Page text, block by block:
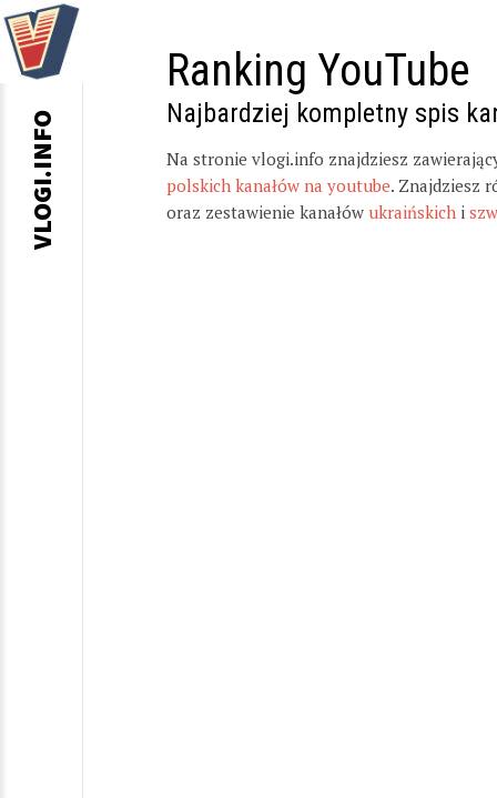
Ranking YouTube
Najbardziej kompletny spis
Na stronie vlogi.info znajdziesz
polskich kanałów na youtube. Znajdziesz
oraz zestawienie kanałów ukraińskich i
VLOGI.INFO